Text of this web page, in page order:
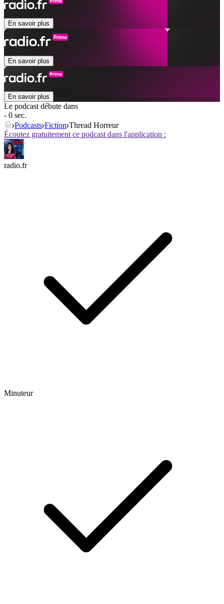
En savoir plus
En savoir plus
En savoir plus
Le podcast débute dans
- 0 sec.
Podcasts Fiction Thread Horreur
Écoutez gratuitement ce podcast dans l'application :
radio.fr
Minuteur